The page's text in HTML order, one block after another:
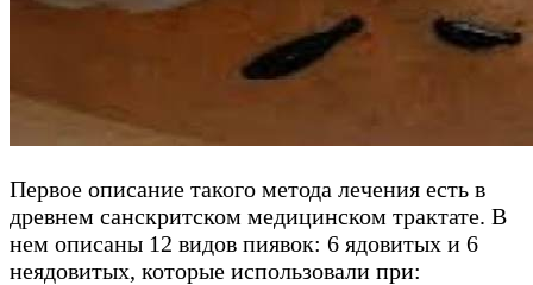
Первое описание такого метода лечения есть в
древнем санскритском медицинском трактате. В
нем описаны 12 видов пиявок: 6 ядовитых и 6
неядовитых, которые использовали при: